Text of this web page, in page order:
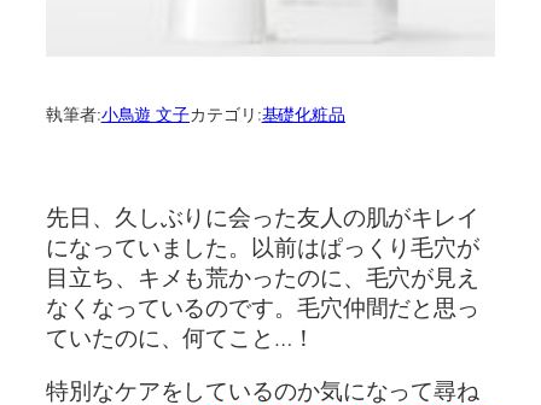
執筆者:小鳥遊 文子カテゴリ:基礎化粧品
先日、久しぶりに会った友人の肌がキレイ
になっていました。以前はぱっくり毛穴が
目立ち、キメも荒かったのに、毛穴が見え
なくなっているのです。毛穴仲間だと思っ
ていたのに、何てこと…！
特別なケアをしているのか気になって尋ね